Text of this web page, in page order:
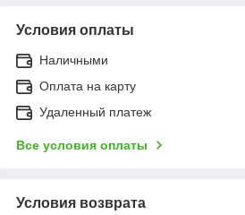
Условия оплаты
Наличными
Оплата на карту
Удаленный платеж
Все условия оплаты
Условия возврата